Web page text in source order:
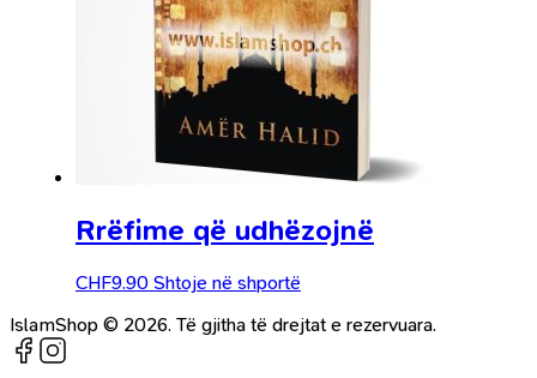
Rrëfime që udhëzojnë
CHF9.90 Shtoje në shportë
IslamShop © 2026. Të gjitha të drejtat e rezervuara.